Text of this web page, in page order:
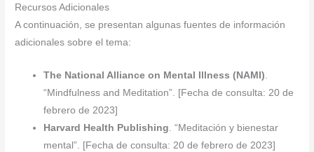
Recursos Adicionales
A continuación, se presentan algunas fuentes de información
adicionales sobre el tema:
The National Alliance on Mental Illness (NAMI).
“Mindfulness and Meditation”. [Fecha de consulta: 20 de
febrero de 2023]
Harvard Health Publishing. “Meditación y bienestar
mental”. [Fecha de consulta: 20 de febrero de 2023]